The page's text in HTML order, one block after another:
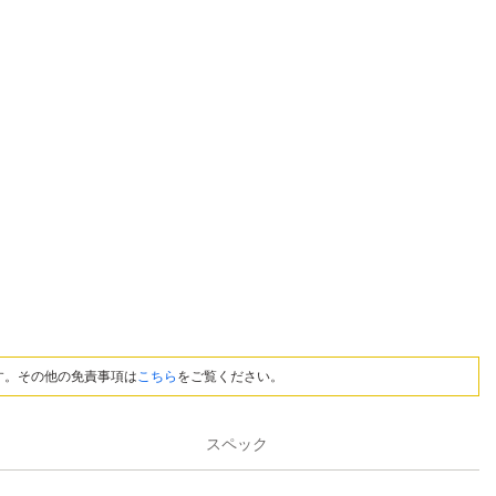
その他の免責事項はこちら をご覧ください。
スペック